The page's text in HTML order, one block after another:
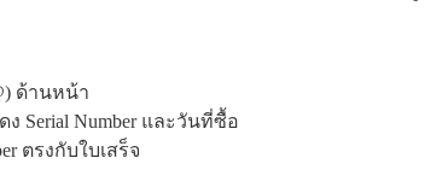
ด้านหน้า
Serial Number และวันที่ซื้อ
ตรงกับใบเสร็จ